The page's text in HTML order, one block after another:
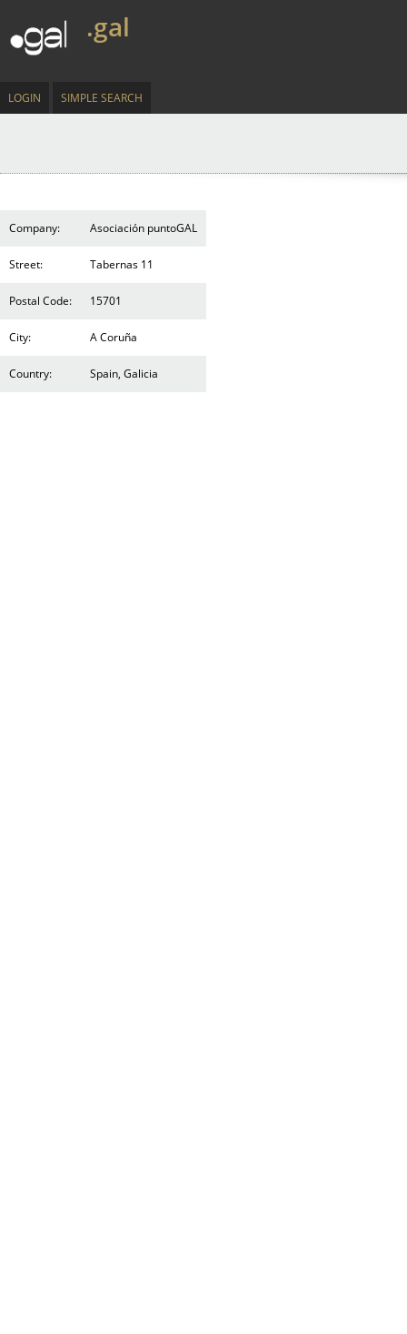
.gal
LOGIN SIMPLE SEARCH
Company: Asociación puntoGAL
Street: Tabernas 11
Postal Code: 15701
City: A Coruña
Country: Spain, Galicia